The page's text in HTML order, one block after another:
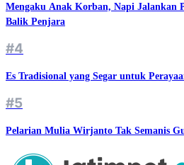
Mengaku Anak Korban, Napi Jalankan
Balik Penjara
#4
Es Tradisional yang Segar untuk
#5
Pelarian Mulia Wirjanto Tak Semanis